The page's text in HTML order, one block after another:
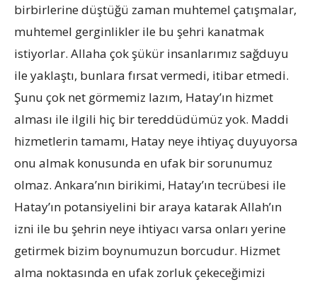
birbirlerine düştüğü zaman muhtemel çatışmalar,
muhtemel gerginlikler ile bu şehri kanatmak
istiyorlar. Allaha çok şükür insanlarımız sağduyu
ile yaklaştı, bunlara fırsat vermedi, itibar etmedi.
Şunu çok net görmemiz lazım, Hatay’ın hizmet
alması ile ilgili hiç bir tereddüdümüz yok. Maddi
hizmetlerin tamamı, Hatay neye ihtiyaç duyuyorsa
onu almak konusunda en ufak bir sorunumuz
olmaz. Ankara’nın birikimi, Hatay’ın tecrübesi ile
Hatay’ın potansiyelini bir araya katarak Allah’ın
izni ile bu şehrin neye ihtiyacı varsa onları yerine
getirmek bizim boynumuzun borcudur. Hizmet
alma noktasında en ufak zorluk çekeceğimizi